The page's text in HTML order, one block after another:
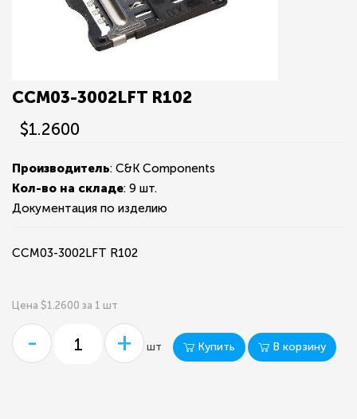
CCM03-3002LFT R102
$1.2600
Производитель: C&K Components
Кол-во на складе: 9 шт.
Документация по изделию
CCM03-3002LFT R102
Цена $1.2600 за 1 шт
- + шт Купить В корзину